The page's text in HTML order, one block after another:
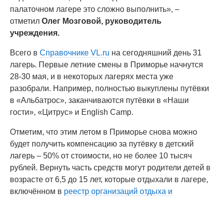
палаточном лагере это сложно выполнить», –
отметил Олег Мозговой, руководитель
учреждения.
Всего в Справочнике VL.ru на сегодняшний день 31
лагерь. Первые летние смены в Приморье начнутся
28-30 мая, и в некоторых лагерях места уже
разобрали. Например, полностью выкуплены путёвки
в «Альбатрос», заканчиваются путёвки в «Наши
гости», «Цитрус» и English Camp.
Отметим, что этим летом в Приморье снова можно
будет получить компенсацию за путёвку в детский
лагерь – 50% от стоимости, но не более 10 тысяч
рублей. Вернуть часть средств могут родители детей в
возрасте от 6,5 до 15 лет, которые отдыхали в лагере,
включённом в реестр организаций отдыха и